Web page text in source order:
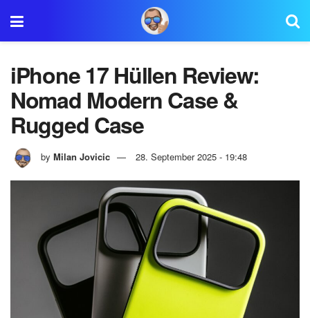
iPhone 17 Hüllen Review:
Nomad Modern Case &
Rugged Case
by Milan Jovicic 28. September 2025 - 19:48